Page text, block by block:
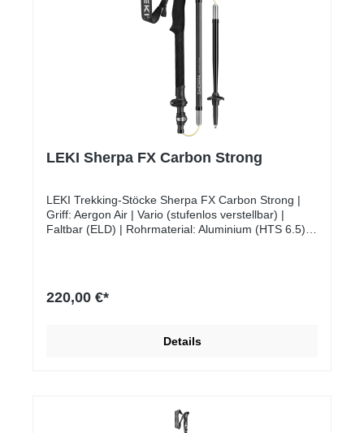
LEKI Sherpa FX Carbon Strong
LEKI Trekking-Stöcke Sherpa FX Carbon Strong |
Griff: Aergon Air | Vario (stufenlos verstellbar) |
Faltbar (ELD) | Rohrmaterial: Aluminium (HTS 6.5) |
220,00 €*
Details